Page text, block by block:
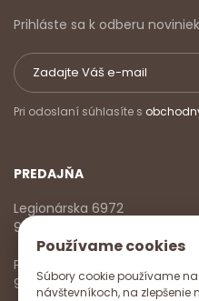
Používame cookies
Súbory cookie používame
návštevníkoch, na zlepšenie
Prihláste sa k odberu
Pri odoslaní súhlasíte s
PREDAJŇA
Legionárska 6972
911 01 Trenčín
Pondelok - Piatok
9:00 - 17:00